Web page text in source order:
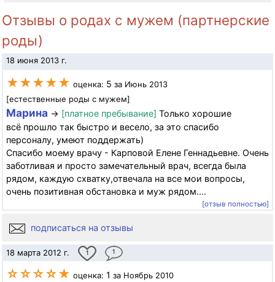
Отзывы о родах с мужем (партнерские
роды)
18 июня 2013 г.
★★★★★ оценка: 5 за Июнь 2013
[естественные роды с мужем]
Марина → [платное пребывание] Только хорошие
всё прошло так быстро и весело, за это спасибо
персоналу, умеют поддержать)
Спасибо моему врачу - Карповой Елене Геннадьевне. Очень
заботливая и просто замечательный врач, всегда была
рядом, каждую схватку,отвечала на все мои вопросы,
очень позитивная обстановка и муж рядом....
[отзыв полностью]
подписаться на отзывы
18 марта 2012 г. 1 1
☆☆☆☆★ оценка: 1 за Ноябрь 2010